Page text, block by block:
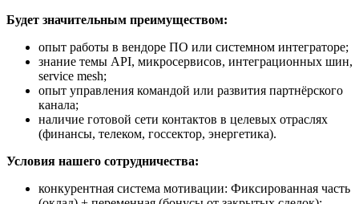
Будет значительным преимуществом:
опыт работы в вендоре ПО или системном интеграторе;
знание темы API, микросервисов, интеграционных шин,
service mesh;
опыт управления командой или развития партнёрского
канала;
наличие готовой сети контактов в целевых отраслях
(финансы, телеком, госсектор, энергетика).
Условия нашего сотрудничества:
конкурентная система мотивации: Фиксированная часть